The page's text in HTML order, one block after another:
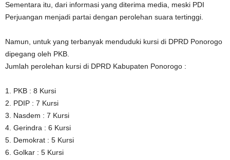
Sementara itu, dari informasi yang diterima media, meski PDI
Perjuangan menjadi partai dengan perolehan suara tertinggi.
Namun, untuk yang terbanyak menduduki kursi di DPRD Ponorogo
dipegang oleh PKB.
Jumlah perolehan kursi di DPRD Kabupaten Ponorogo :
1. PKB : 8 Kursi
2. PDIP : 7 Kursi
3. Nasdem : 7 Kursi
4. Gerindra : 6 Kursi
5. Demokrat : 5 Kursi
6. Golkar : 5 Kursi